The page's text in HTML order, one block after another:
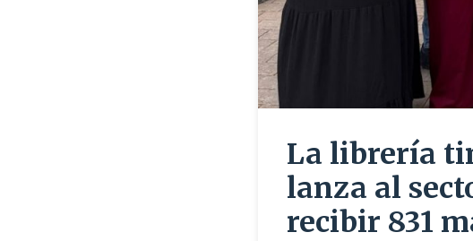
La librería
lanza al
recibir 831